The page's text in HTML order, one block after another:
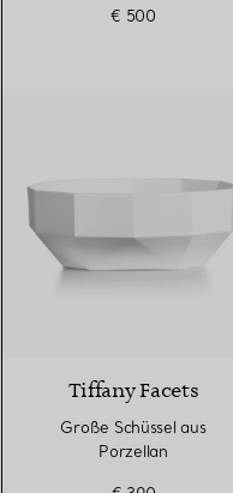
€ 500
Tiffany Facets
Große Schüssel aus
Porzellan